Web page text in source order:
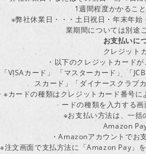
1週間程度かかるこ
※弊社休業日・・・土日祝日・年末年始
業期間については別途
お支払いに
クレジット
・以下のクレジットカードが
「VISAカード」 「マスターカード」 「
スカード」「ダイナースクラブ
※カードの種類はクレジットカード番号に
ードの種類を入力する画
※お支払い方法は、一括
Amazon
・Amazonアカウントでお
※注文画面で支払方法に「Amazon Pay」